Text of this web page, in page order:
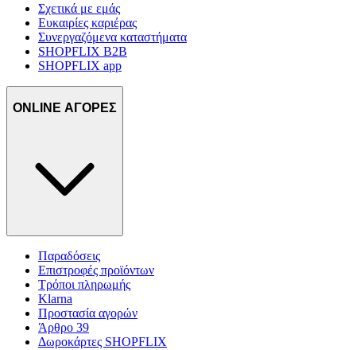
Σχετικά με εμάς
Ευκαιρίες καριέρας
Συνεργαζόμενα καταστήματα
SHOPFLIX B2B
SHOPFLIX app
ONLINE ΑΓΟΡΕΣ
Παραδόσεις
Επιστροφές προϊόντων
Τρόποι πληρωμής
Klarna
Προστασία αγορών
Άρθρο 39
Δωροκάρτες SHOPFLIX